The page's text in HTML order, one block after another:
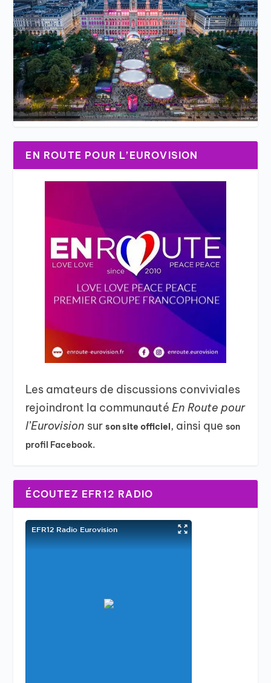
EN ROUTE POUR L’EUROVISION
Les amateurs de discussions conviviales
rejoindront la communautéEn Route pour
l’Eurovision surson site officiel, ainsi queson
profil Facebook.
ÉCOUTEZ EFR12 RADIO